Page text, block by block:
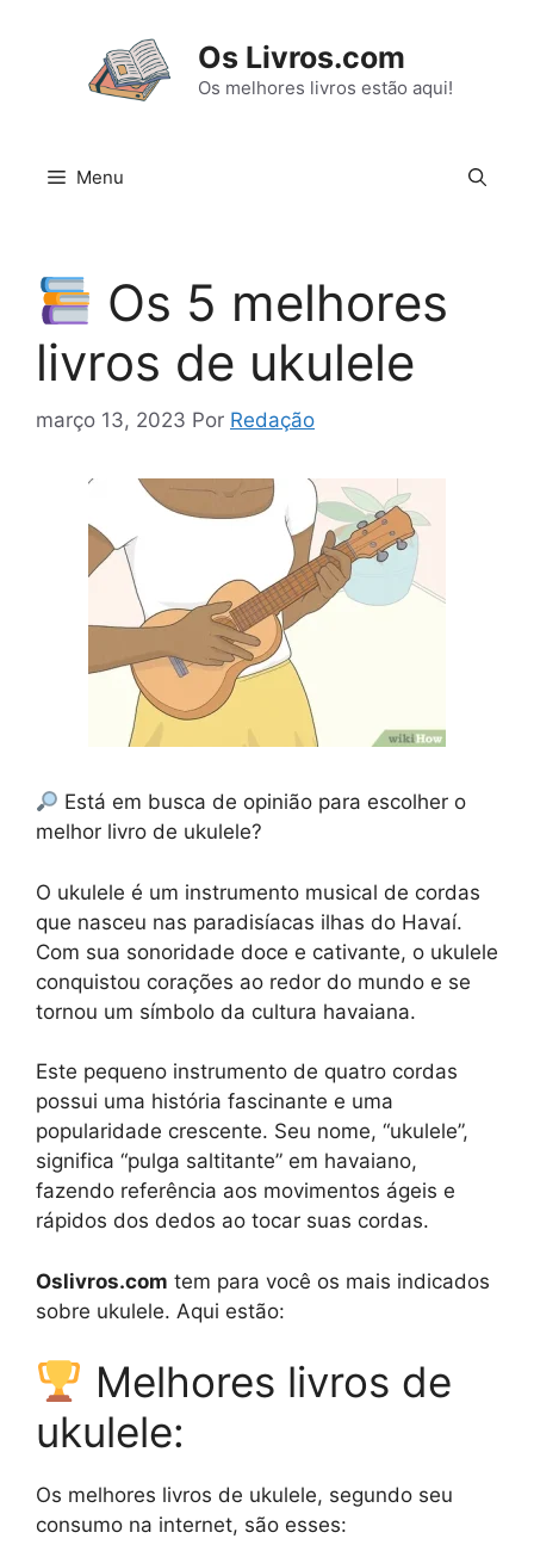
Os Livros.com
Os melhores livros estão aqui!
Menu
Os 5 melhores
livros de ukulele
março 13, 2023 Por Redação
Está em busca de opinião para escolher o
melhor livro de ukulele?
O ukulele é um instrumento musical de cordas
que nasceu nas paradisíacas ilhas do Havaí.
Com sua sonoridade doce e cativante, o ukulele
conquistou corações ao redor do mundo e se
tornou um símbolo da cultura havaiana.
Este pequeno instrumento de quatro cordas
possui uma história fascinante e uma
popularidade crescente. Seu nome, “ukulele”,
significa “pulga saltitante” em havaiano,
fazendo referência aos movimentos ágeis e
rápidos dos dedos ao tocar suas cordas.
Oslivros.com tem para você os mais indicados
sobre ukulele. Aqui estão:
Melhores livros de
ukulele:
Os melhores livros de ukulele, segundo seu
consumo na internet, são esses: